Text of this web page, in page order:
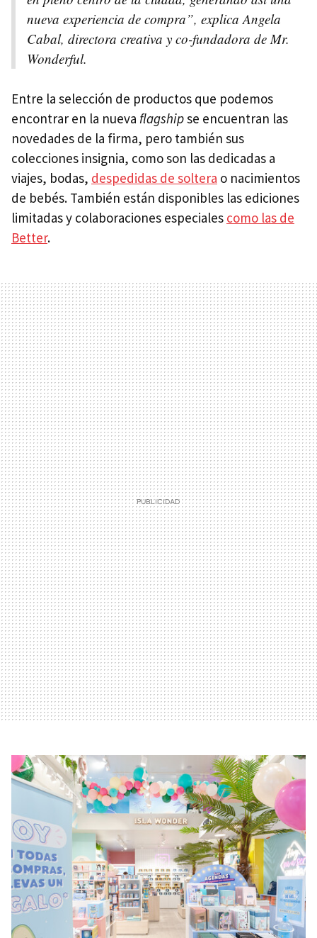
nueva experiencia de compra”, explica Angela
Cabal, directora creativa y co-fundadora de Mr.
Wonderful.
Entre la selección de productos que podemos
encontrar en la nueva flagshipse encuentran las
novedades de la firma, pero también sus
colecciones insignia, como son las dedicadas a
viajes, bodas, despedidas de soltera o nacimientos
de bebés. También están disponibles las ediciones
limitadas y colaboraciones especiales como las de
Better.